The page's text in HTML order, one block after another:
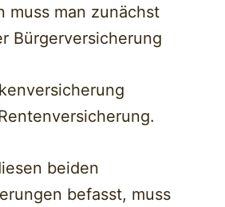
muss man zunächst
Bürgerversicherung
beiden
befasst, muss